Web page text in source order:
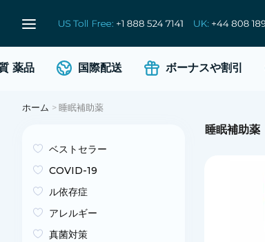
薬品 国際配送 ボーナスや割引
ホーム >睡眠補助薬
ベストセラー
COVID-19
ル依存症
アレルギー
真菌対策
睡眠補助薬